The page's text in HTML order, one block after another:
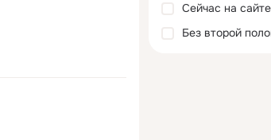
Сейчас на сайте
Без второй